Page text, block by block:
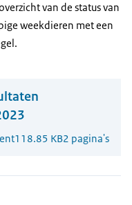
van de status van
weekdieren met een
118.85 KB2 pagina's